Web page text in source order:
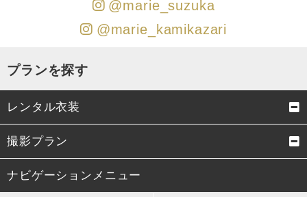
@marie_suzuka
@marie_kamikazari
プランを探す
レンタル衣装
成人式振袖
男性成人式袴
撮影プラン
成人式前撮り
ィング
ナビゲーションメニュー